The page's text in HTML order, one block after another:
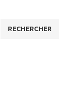
RECHERCHER